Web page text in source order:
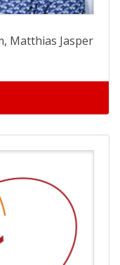
Matthias Jasper